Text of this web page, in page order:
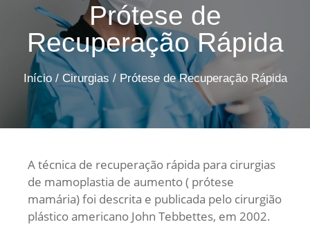
Prótese de
Recuperação Rápida
Início/ Cirurgias / Prótese de Recuperação Rápida
A técnica de recuperação rápida para cirurgias
de mamoplastia de aumento ( prótese
mamária) foi descrita e publicada pelo cirurgião
plástico americano John Tebbettes, em 2002.